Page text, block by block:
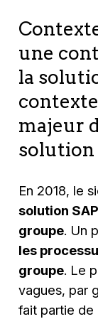
une
la
majeur
solution
En 2018, le
solution
groupe. Un
les
groupe. Le
vagues, par
fait partie de